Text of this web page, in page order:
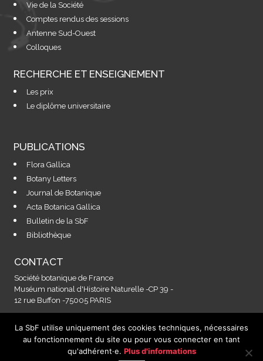
Vie de la Société
Comptes rendus des sessions
Antenne Sud-Ouest
Colloques
RECHERCHE ET ENSEIGNEMENT
Les prix
Le diplôme universitaire
PUBLICATIONS
Flora Gallica
Botany Letters
Journal de Botanique
Acta Botanica Gallica
Bulletin de la SbF
Bibliothèque
CONTACT
Société botanique de France
Muséum national d'Histoire Naturelle -CP 39 -
12 rue Buffon -75005 PARIS
Contactez-nous à l'adresse :
secretariat@societebotaniquedefrance.fr
La SbF utilise uniquement des cookies techniques, nécessaires
au fonctionnement du site ou pour vous connecter en tant
qu'adhérent·e. Plus d'informations